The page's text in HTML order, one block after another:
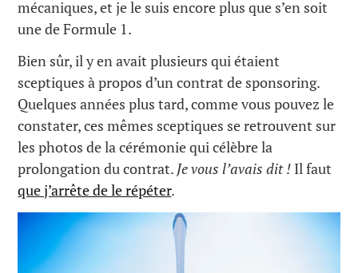
mécaniques, et je le suis encore plus que s’en soit
une de Formule 1.
Bien sûr, il y en avait plusieurs qui étaient
sceptiques à propos d’un contrat de sponsoring.
Quelques années plus tard, comme vous pouvez le
constater, ces mêmes sceptiques se retrouvent sur
les photos de la cérémonie qui célèbre la
prolongation du contrat. Je vous l’avais dit ! Il faut
que j’arrête de le répéter.